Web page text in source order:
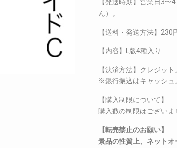
【発送時期】営業日3
ん）。
【送料・発送方法】230
【内容】L版4種入り
【決済方法】クレジッ
※銀行振込はキャッシュ
【購入制限について】
購入数の制限はございま
【転売禁止のお願い】
景品の性質上、ネット